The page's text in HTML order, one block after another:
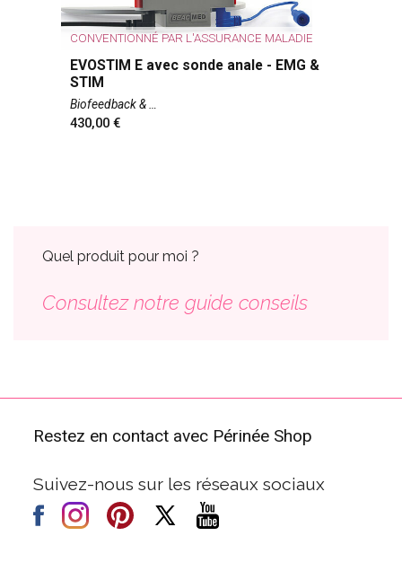
CONVENTIONNÉ PAR L'ASSURANCE MALADIE
EVOSTIM E avec sonde anale - EMG &
STIM
Biofeedback &
430,00
Quel produit pour moi ?
Consultez notre guide conseils
Restez en contact avec Périnée Shop
Suivez-nous sur les réseaux sociaux